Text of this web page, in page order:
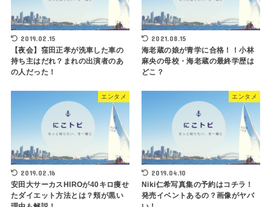
2019.02.15
【夜会】窪田正孝が洗車した車の
持ち主はだれ？まれの出演者のあ
の人だった！
2021.08.15
海老蔵の娘が青学に合格！！小林
麻央の母校・海老蔵の最終学歴は
どこ？
エンタメ
2019.02.16
安田大サーカスHIROが40キロ痩せ
たダイエット方法とは？頬が黒い
エンタメ
2019.04.10
Niki仁希写真集の予約はコチラ！
発売イベントあるの？画像がヤバ